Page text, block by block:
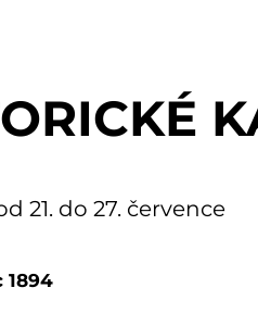
21. do 27. července
1894